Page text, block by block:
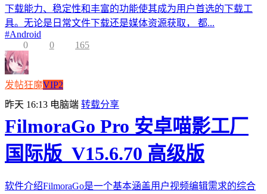
下载能力、稳定性和丰富的功能使其成为用户首选的下载工
具。无论是日常文件下载还是媒体资源获取， 都...
#Android
0
0 165
发帖狂魔VIP2
昨天 16:13 电脑端 转载分享
FilmoraGo Pro 安卓喵影工厂
国际版_V15.6.70 高级版
软件介绍FilmoraGo是一个基本涵盖用户视频编辑需求的综合